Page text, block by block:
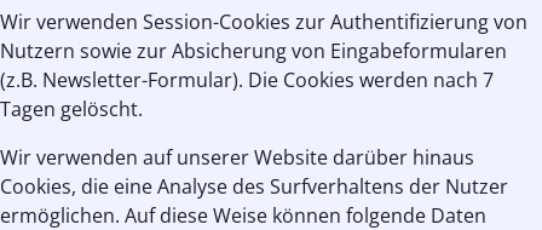
Wir verwenden Session-Cookies zur Authentifizierung von
Nutzern sowie zur Absicherung von Eingabeformularen
(z.B. Newsletter-Formular). Die Cookies werden nach 7
Tagen gelöscht.
Wir verwenden auf unserer Website darüber hinaus
Cookies, die eine Analyse des Surfverhaltens der Nutzer
ermöglichen. Auf diese Weise können folgende Daten